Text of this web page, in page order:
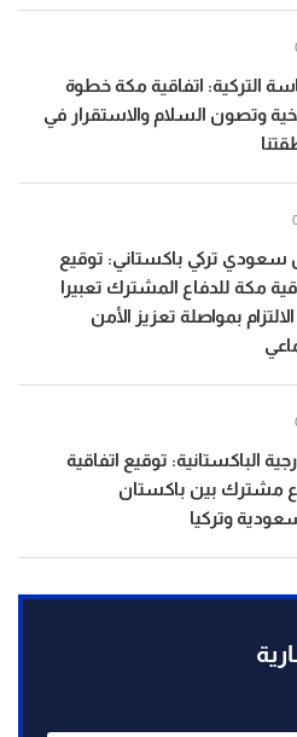
التركية: اتفاقية مكة خطوة
وتصون السلام والاستقرار في
سعودي تركي باكستاني: توقيع
مكة للدفاع المشترك تعبيرا
بمواصلة تعزيز الأمن
الباكستانية: توقيع اتفاقية
مشترك بين باكستان
وتركيا